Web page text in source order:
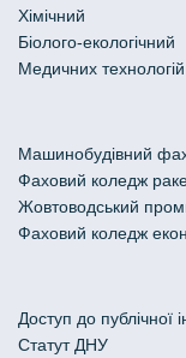
Хімічний
Біолого-екологічний
Медичних технологій
Машинобудівний
Фаховий коледж
Жовтоводський
Фаховий коледж
Доступ до публічної
Статут ДНУ